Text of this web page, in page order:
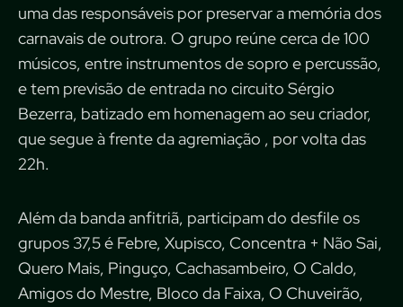
uma das responsáveis por preservar a memória dos
carnavais de outrora. O grupo reúne cerca de 100
músicos, entre instrumentos de sopro e percussão,
e tem previsão de entrada no circuito Sérgio
Bezerra, batizado em homenagem ao seu criador,
que segue à frente da agremiação , por volta das
22h.
Além da banda anfitriã, participam do desfile os
grupos 37,5 é Febre, Xupisco, Concentra + Não Sai,
Quero Mais, Pinguço, Cachasambeiro, O Caldo,
Amigos do Mestre, Bloco da Faixa, O Chuveirão,